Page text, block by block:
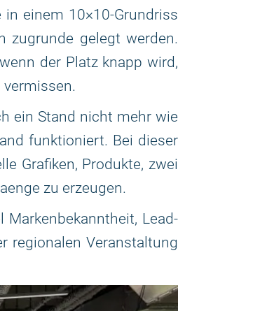
einem 10×10-Grundriss
zugrunde gelegt werden.
der Platz knapp wird,
ein Stand nicht mehr wie
funktioniert. Bei dieser
Grafiken, Produkte, zwei
zu erzeugen.
Lead-
regionalen Veranstaltung